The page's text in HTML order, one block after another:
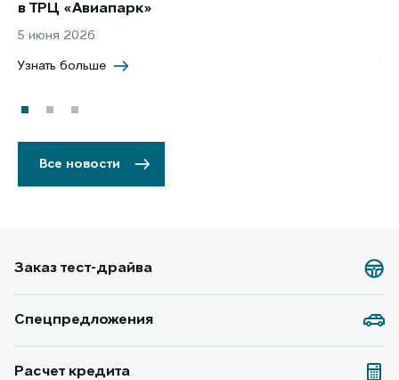
в ТРЦ «Авиапарк»
5 июня 2026
Узнать больше
Все новости
Заказ тест-драйва
Спецпредложения
Расчет кредита